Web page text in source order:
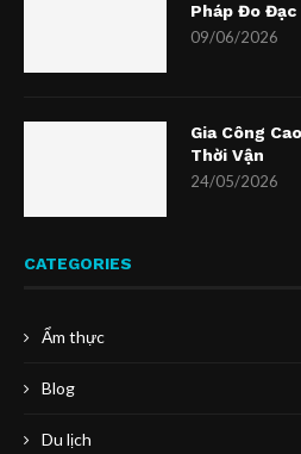
Pháp Đo Đạc
09/06/2026
Gia Công
Thời Vận
24/05/2026
CATEGORIES
Ẩm thực
Blog
Du lịch